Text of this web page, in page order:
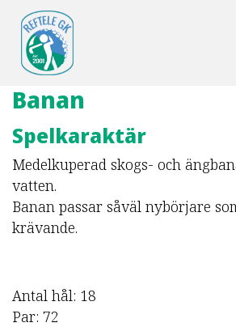
Banan
Spelkaraktär
Medelkuperad skogs- och
vatten.
Banan passar såväl nybörjare
krävande.
Antal hål: 18
Par: 72